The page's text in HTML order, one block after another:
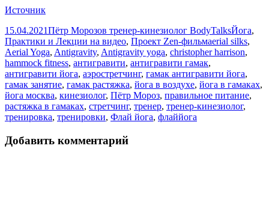
Источник
Опубликовано
15.04.2021Автор
Пётр Морозов тренер-кинезиолог BodyTalksРубрики
Йога,
Практики и Лекции на видео, Проект Zen-фильмМетки
aerial silks,
Aerial Yoga, Antigravity, Antigravity yoga, christopher harrison,
hammock fitness, антигравити, антигравити гамак,
антигравити йога, аэростретчинг, гамак антигравити йога,
гамак занятие, гамак растяжка, йога в воздухе, йога в гамаках,
йога москва, кинезиолог, Пётр Мороз, правильное питание,
растяжка в гамаках, стретчинг, тренер, тренер-кинезиолог,
тренировка, тренировки, Флай йога, флаййога
Добавить комментарий